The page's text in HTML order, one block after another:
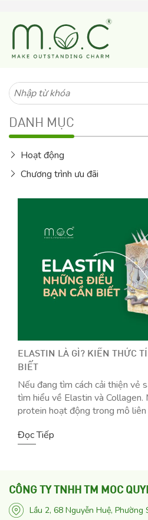
Tìm
kiếm
cho:
DANH MỤC
Hoạt động
Chương trình ưu đãi
ELASTIN LÀ GÌ? KIẾN THỨC
BIẾT
Nếu đang tìm cách cải thiện vẻ
tìm hiểu về Elastin và Collagen.
protein hoạt động trong mô
hồi cho da thì Elastin giúp da
hưởng đến Elastin? Có cách nào
của Elastin?
Đọc Tiếp
CÔNG TY TNHH TM MOC
Lầu 2, 68 Nguyễn Huệ, Phường